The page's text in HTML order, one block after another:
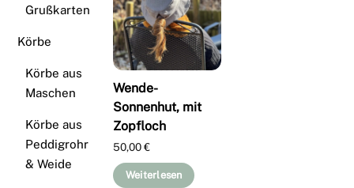
Wende-
Sonnenhut, mit
Zopfloch
50,00€
Weiterlesen
Grußkarten
Körbe
Körbe aus
Maschen
Körbe aus
Peddigrohr
& Weide